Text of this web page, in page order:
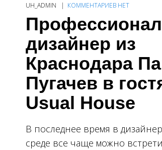
UH_ADMIN КОММЕНТАРИЕВ НЕТ
дизайнер из
Краснодара
Пугачев в
Usual House
В последнее время в
среде все чаще можно